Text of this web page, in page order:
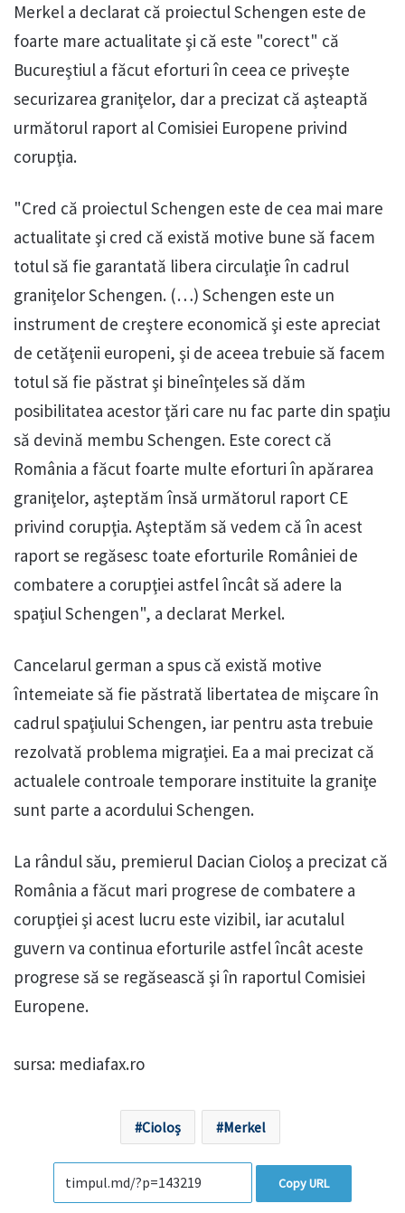
Merkel a declarat că proiectul Schengen este de
foarte mare actualitate şi că este "corect" că
Bucureştiul a făcut eforturi în ceea ce priveşte
securizarea graniţelor, dar a precizat că aşteaptă
următorul raport al Comisiei Europene privind
corupţia.
"Cred că proiectul Schengen este de cea mai mare
actualitate şi cred că există motive bune să facem
totul să fie garantată libera circulaţie în cadrul
graniţelor Schengen. (…) Schengen este un
instrument de creştere economică şi este apreciat
de cetăţenii europeni, şi de aceea trebuie să facem
totul să fie păstrat şi bineînţeles să dăm
posibilitatea acestor ţări care nu fac parte din spaţiu
să devină membu Schengen. Este corect că
România a făcut foarte multe eforturi în apărarea
graniţelor, aşteptăm însă următorul raport CE
privind corupţia. Aşteptăm să vedem că în acest
raport se regăsesc toate eforturile României de
combatere a corupţiei astfel încât să adere la
spaţiul Schengen", a declarat Merkel.
Cancelarul german a spus că există motive
întemeiate să fie păstrată libertatea de mişcare în
cadrul spaţiului Schengen, iar pentru asta trebuie
rezolvată problema migraţiei. Ea a mai precizat că
actualele controale temporare instituite la graniţe
sunt parte a acordului Schengen.
La rândul său, premierul Dacian Cioloş a precizat că
România a făcut mari progrese de combatere a
corupţiei şi acest lucru este vizibil, iar acutalul
guvern va continua eforturile astfel încât aceste
progrese să se regăsească şi în raportul Comisiei
Europene.
sursa: mediafax.ro
Cioloș Merkel
Copy URL